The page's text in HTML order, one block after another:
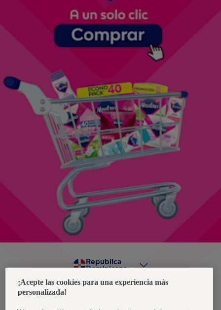
Política de privacidad de datos
Republica
Dominicana
¡Acepte las cookies para una experiencia más
personalizada!